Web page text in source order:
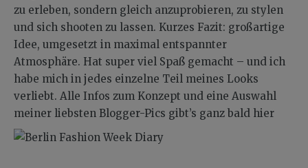
zu erleben, sondern gleich anzuprobieren, zu stylen
und sich shooten zu lassen. Kurzes Fazit: großartige
Idee, umgesetzt in maximal entspannter
Atmosphäre. Hat super viel Spaß gemacht – und ich
habe mich in jedes einzelne Teil meines Looks
verliebt. Alle Infos zum Konzept und eine Auswahl
meiner liebsten Blogger-Pics gibt’s ganz bald hier